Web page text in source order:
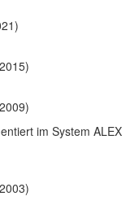
im System ALEX